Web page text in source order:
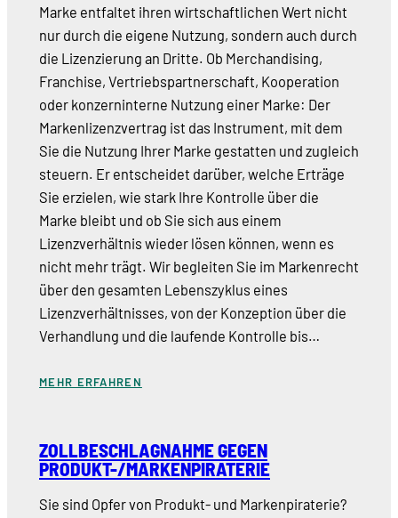
Marke entfaltet ihren wirtschaftlichen Wert nicht
nur durch die eigene Nutzung, sondern auch durch
die Lizenzierung an Dritte. Ob Merchandising,
Franchise, Vertriebspartnerschaft, Kooperation
oder konzerninterne Nutzung einer Marke: Der
Markenlizenzvertrag ist das Instrument, mit dem
Sie die Nutzung Ihrer Marke gestatten und zugleich
steuern. Er entscheidet darüber, welche Erträge
Sie erzielen, wie stark Ihre Kontrolle über die
Marke bleibt und ob Sie sich aus einem
Lizenzverhältnis wieder lösen können, wenn es
nicht mehr trägt. Wir begleiten Sie im Markenrecht
über den gesamten Lebenszyklus eines
Lizenzverhältnisses, von der Konzeption über die
Verhandlung und die laufende Kontrolle bis…
MEHR ERFAHREN
ZOLLBESCHLAGNAHME GEGEN
PRODUKT-/MARKENPIRATERIE
Sie sind Opfer von Produkt- und Markenpiraterie?